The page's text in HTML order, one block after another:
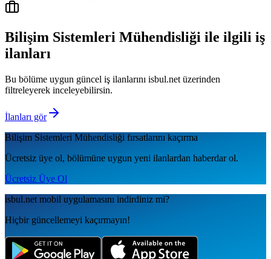
Bilişim Sistemleri Mühendisliği ile ilgili iş
ilanları
Bu bölüme uygun güncel iş ilanlarını isbul.net üzerinden
filtreleyerek inceleyebilirsin.
İlanları gör
Bilişim Sistemleri Mühendisliği fırsatlarını kaçırma
Ücretsiz üye ol, bölümüne uygun yeni ilanlardan haberdar ol.
Ücretsiz Üye Ol
isbul.net mobil uygulamаsını indirdiniz mi?
Hiçbir güncellemeyi kaçırmayın!